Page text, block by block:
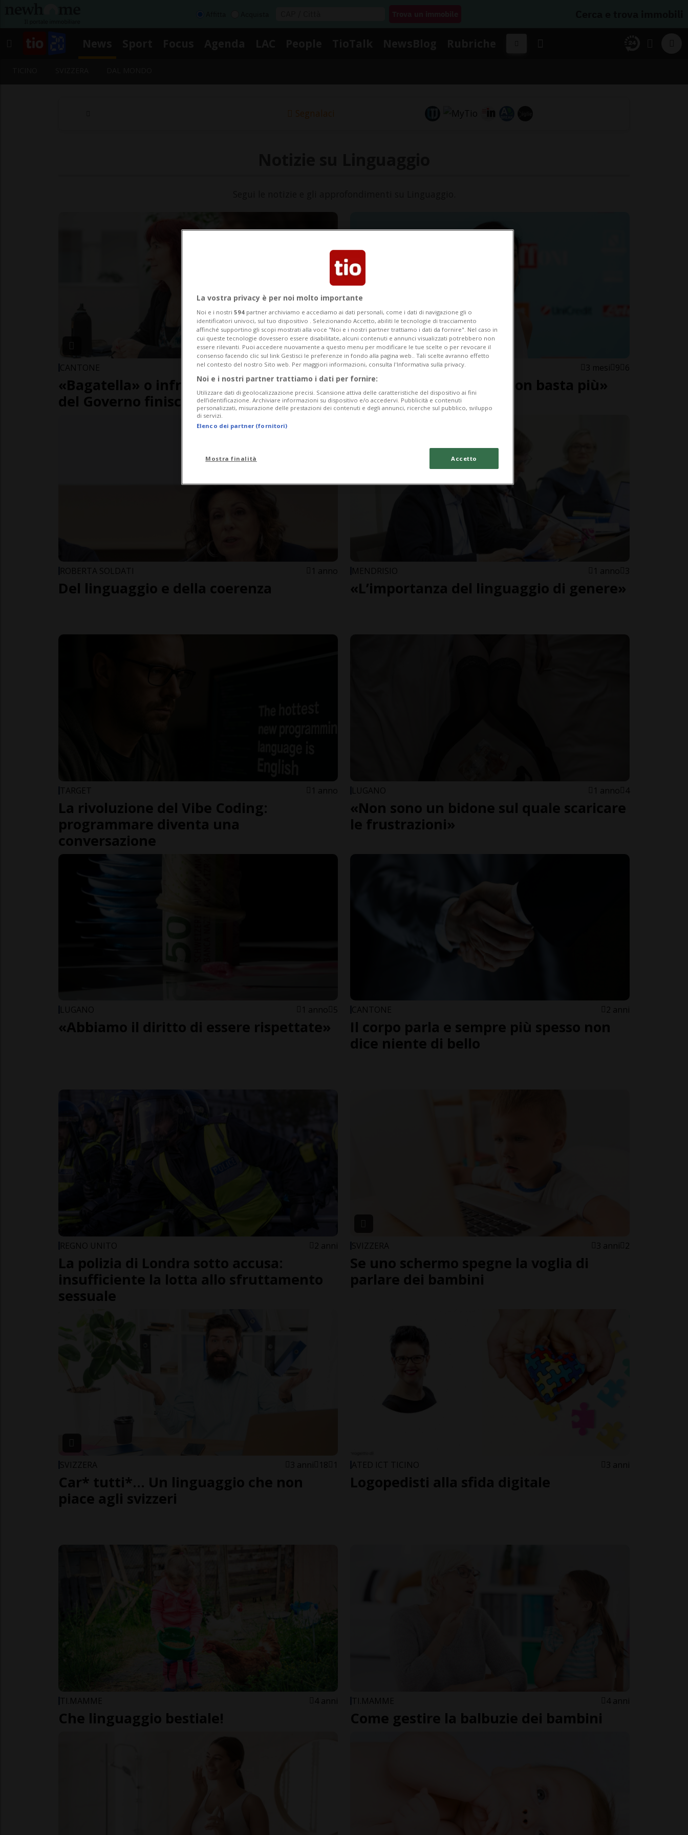
Segnalaci
CANTONE 6 gior 38 69
«Bagatella» o infrazione? Il linguaggio
del Governo finisce sotto accusa
CHIASSO 3 mesi 9 6
«Gridare allo scandalo non basta più»
ROBERTA SOLDATI 1 anno
Del linguaggio e della coerenza
MENDRISIO 1 anno 3
«L’importanza del linguaggio di genere»
TARGET 1 anno
La rivoluzione del Vibe Coding:
programmare diventa una
conversazione
LUGANO 1 anno 4
«Non sono un bidone sul quale scaricare
le frustrazioni»
LUGANO 1 anno 5
«Abbiamo il diritto di essere rispettate»
CANTONE 2 anni
Il corpo parla e sempre più spesso non
dice niente di bello
REGNO UNITO 2 anni
La polizia di Londra sotto accusa:
insufficiente la lotta allo sfruttamento
sessuale
SVIZZERA 3 anni 2
Se uno schermo spegne la voglia di
parlare dei bambini
SVIZZERA 3 anni 18 1
Car* tutti*... Un linguaggio che non
piace agli svizzeri
ATED ICT TICINO 3 anni
Logopedisti alla sfida digitale
TI.MAMME 4 anni
Che linguaggio bestiale!
TI.MAMME 4 anni
Come gestire la balbuzie dei bambini
La vostra privacy è per noi molto importante
Noi e i nostri 594 partner archiviamo e accediamo ai dati personali, come i dati di navigazione gli o
identificatori univoci, sul tuo dispositivo . Selezionando Accetto, abiliti le tecnologie di tracciamento
affinché supportino gli scopi mostrati alla voce "Noi e i nostri partner trattiamo i dati da fornire". Nel caso in
cui queste tecnologie dovessero essere disabilitate, alcuni contenuti e annunci visualizzati potrebbero non
essere rilevanti. Puoi accedere nuovamente a questo menu per modificare le tue scelte o per revocare il
consenso facendo clic sul link Gestisci le preferenze in fondo alla pagina web.. Tali scelte avranno effetto
nel contesto del nostro Sito web. Per maggiori informazioni, consulta l'Informativa sulla privacy.
Noi e i nostri partner trattiamo i dati per fornire:
Utilizzare dati di geolocalizzazione precisi. Scansione attiva delle caratteristiche del dispositivo ai fini
dell’identificazione. Archiviare informazioni su dispositivo e/o accedervi. Pubblicità e contenuti
personalizzati, misurazione delle prestazioni dei contenuti e degli annunci, ricerche sul pubblico, sviluppo
di servizi.
Elenco dei partner (fornitori)
Mostra finalità Accetto